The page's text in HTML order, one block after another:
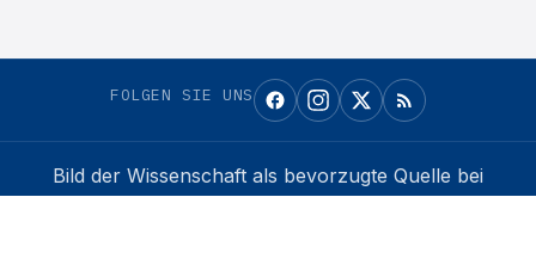
FOLGEN SIE UNS
Bild der Wissenschaft als bevorzugte Quelle bei